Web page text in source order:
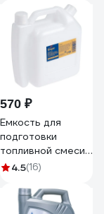
570 ₽
Емкость для
подготовки
топливной смеси
20 - 25 - 40 -
1000 мл ТУНДРА
7509203
4.5(16)